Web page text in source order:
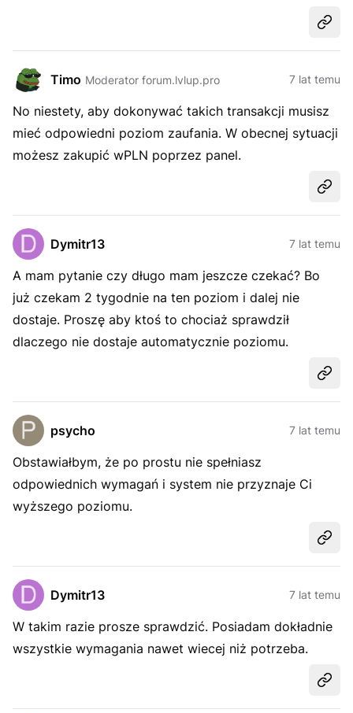
Timo Moderator forum.lvlup.pro 7 lat temu
No niestety, aby dokonywać takich transakcji musisz
mieć odpowiedni poziom zaufania. W obecnej sytuacji
możesz zakupić wPLN poprzez panel.
Dymitr13 7 lat temu
A mam pytanie czy długo mam jeszcze czekać? Bo
już czekam 2 tygodnie na ten poziom i dalej nie
dostaje. Proszę aby ktoś to chociaż sprawdził
dlaczego nie dostaje automatycznie poziomu.
psycho 7 lat temu
Obstawiałbym, że po prostu nie spełniasz
odpowiednich wymagań i system nie przyznaje Ci
wyższego poziomu.
Dymitr13 7 lat temu
W takim razie prosze sprawdzić. Posiadam dokładnie
wszystkie wymagania nawet wiecej niż potrzeba.